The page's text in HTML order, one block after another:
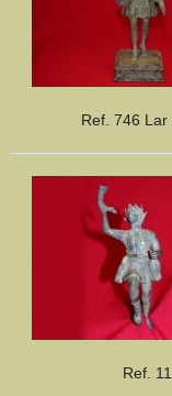
Ref. 746
Ref.